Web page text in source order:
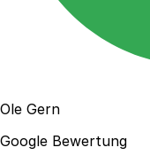
Ole Gern
Google Bewertung